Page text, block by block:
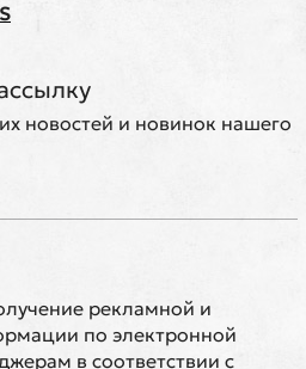
новостей и новинок нашего
рекламной и
по электронной
в соответствии с